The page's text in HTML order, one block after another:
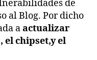
de
al Blog. Por dicho
aactualizar
el chipset,y el